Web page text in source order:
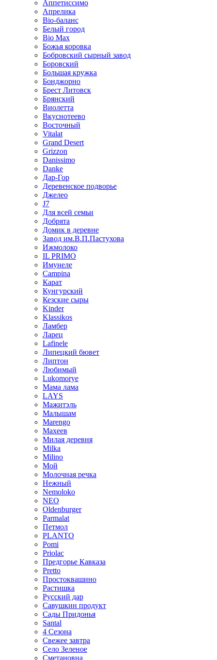
Аппетиссимо
Апрелика
Bio-баланс
Белый город
Bio Max
Божья коровка
Бобровский сырный завод
Боровский
Большая кружка
Бонджорно
Брест Литовск
Брянский
Виолетта
Вкуснотеево
Восточный
Vitalat
Grand Desert
Grizzon
Danissimo
Danke
Дар-Гор
Деревенское подворье
Джелео
J7
Для всей семьи
Добрята
Домик в деревне
Завод им.В.П.Пастухова
Ижмолоко
IL PRIMO
Имунеле
Campina
Карат
Кунгурский
Кезские сыры
Kinder
Klassikos
Ламбер
Ларец
Lafinele
Липецкий бювет
Липтон
Любимый
Lukomorye
Мама лама
LAYS
Мажитэль
Малышам
Marengo
Махеев
Милая деревня
Milka
Milino
Мой
Молочная речка
Нежный
Nemoloko
NEO
Oldenburger
Parmalat
Петмол
PLANTO
Pomi
Priolac
Предгорье Кавказа
Pretto
Простоквашино
Растишка
Русский дар
Савушкин продукт
Сады Придонья
Santal
4 Сезона
Свежее завтра
Село Зеленое
Сметановна